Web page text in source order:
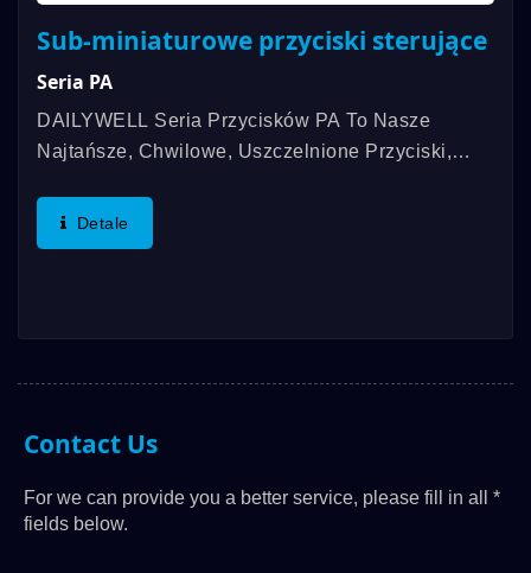
Sub-miniaturowe przyciski sterujące
Seria PA
DAILYWELL Seria Przycisków PA To Nasze
Najtańsze, Chwilowe, Uszczelnione Przyciski,
Podświetlenia. Ten Elegancki Design Oferuje
Montaż Gwintowany Lub Wciśnięcie/wcisk...
Detale